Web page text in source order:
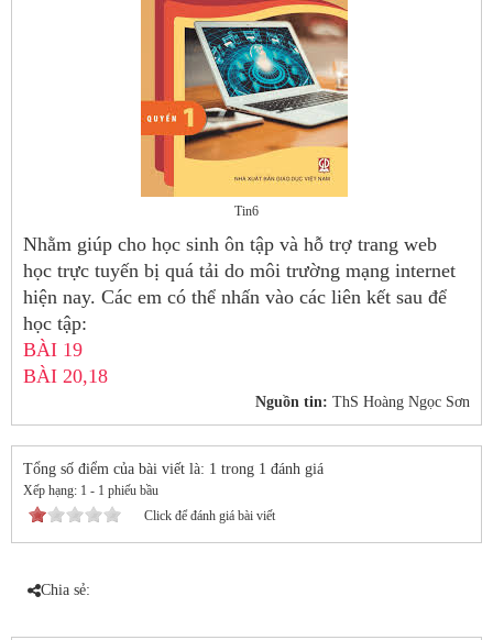
Tin6
Nhằm giúp cho học sinh ôn tập và hỗ trợ trang web
học trực tuyến bị quá tải do môi trường mạng internet
hiện nay. Các em có thể nhấn vào các liên kết sau để
học tập:
BÀI 19
BÀI 20,18
Nguồn tin: ThS Hoàng Ngọc Sơn
Tổng số điểm của bài viết là: 1 trong 1 đánh giá
Xếp hạng: 1 - 1 phiếu bầu
Click để đánh giá bài viết
Chia sẻ: